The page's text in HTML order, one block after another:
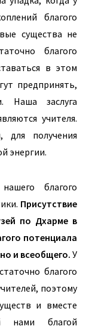
благого
существа не
благого
в этом
предпринять,
Наша заслуга
учителя.
для получения
энергии.
благого
Присутствие
по Дхарме в
потенциала
и всеобщего. У
благого
поэтому
и вместе
нами благой